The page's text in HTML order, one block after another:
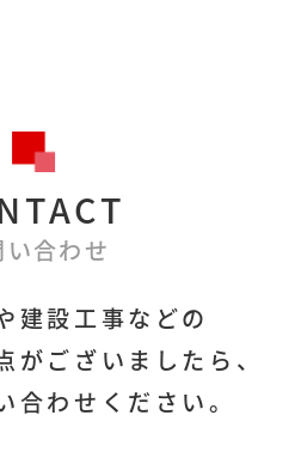
平日8:30～17:00
ームはこちら
い合わせ
建設工事などの
がございましたら、
合わせください。